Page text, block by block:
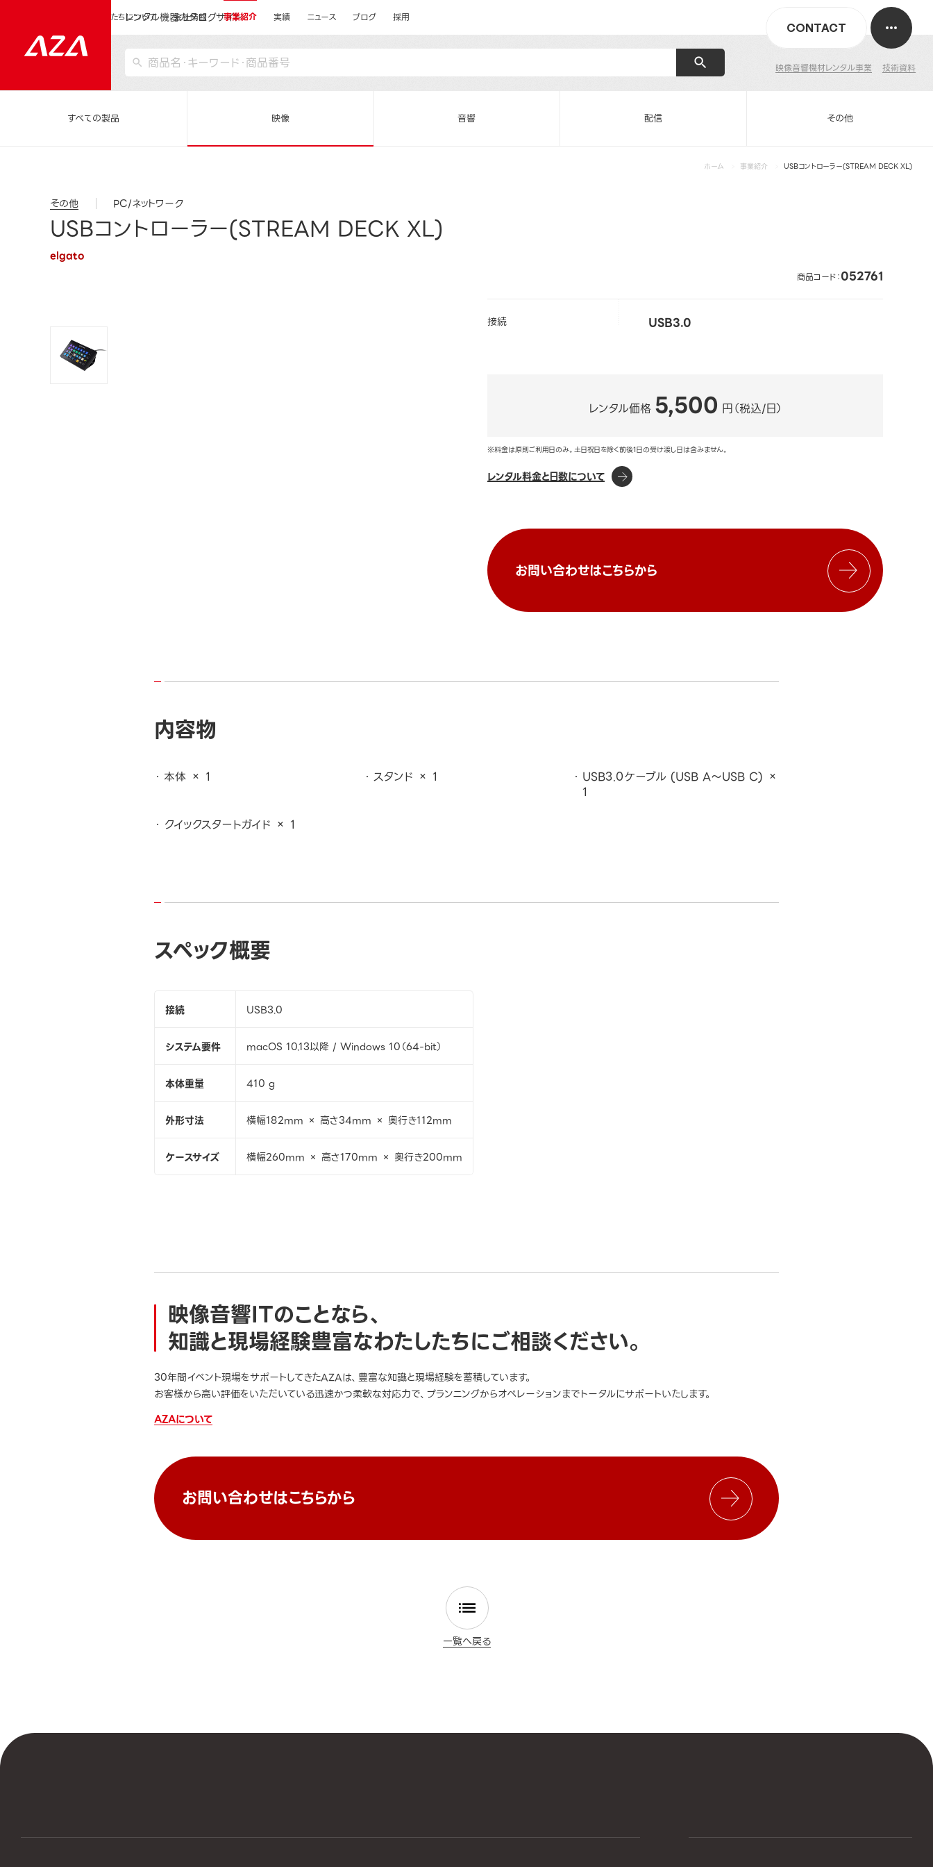
レンタル機器カタログサイト
映像音響機材レンタル事業 技術資料
CONTACT
私たちについて 会社情報 事業紹介 実績 ニュース ブログ 採用
すべての製品 映像 音響 配信 その他
ホーム 事業紹介 USBコントローラー(STREAM DECK XL)
その他 PC/ネットワーク
USBコントローラー(STREAM DECK XL)
elgato
商品コード：052761
接続 USB3.0
レンタル価格 5,500 円（税込/日）
※料金は原則ご利用日のみ。土日祝日を除く前後1日の受け渡し日は含みません。
レンタル料金と日数について
お問い合わせはこちらから
内容物
本体 × 1 スタンド × 1
USB3.0ケーブル (USB A～USB C) ×
1
クイックスタートガイド × 1
スペック概要
接続 USB3.0
システム要件 macOS 10.13以降 / Windows 10（64-bit）
本体重量 410 g
外形寸法 横幅182mm × 高さ34mm × 奥行き112mm
ケースサイズ 横幅260mm × 高さ170mm × 奥行き200mm
映像音響ITのことなら、
知識と現場経験豊富なわたしたちにご相談ください。
30年間イベント現場をサポートしてきたAZAは、豊富な知識と現場経験を蓄積しています。
お客様から高い評価をいただいている迅速かつ柔軟な対応力で、プランニングからオペレーションまでトータルにサポートいたします。
AZAについて
お問い合わせはこちらから
一覧へ戻る